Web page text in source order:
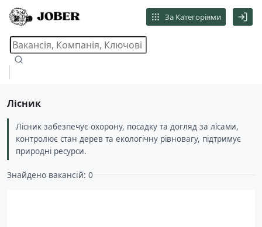
За Категоріями
Лісник
Лісник забезпечує охорону, посадку та догляд за лісами,
контролює стан дерев та екологічну рівновагу, підтримує
природні ресурси.
Знайдено вакансій: 0